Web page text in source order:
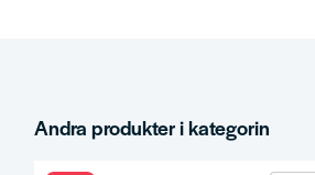
Andra produkter i kategorin